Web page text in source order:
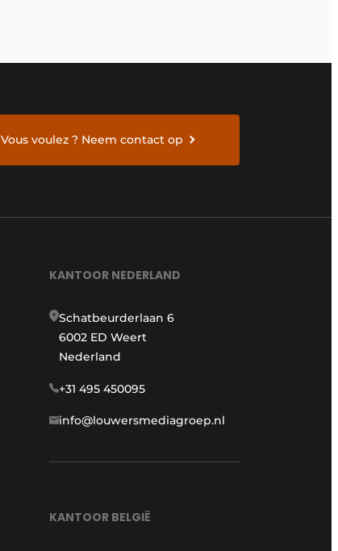
Vous voulez ? Neem contact op
KANTOOR NEDERLAND
Schatbeurderlaan 6
6002 ED Weert
Nederland
+31 495 450095
info@louwersmediagroep.nl
KANTOOR BELGIË